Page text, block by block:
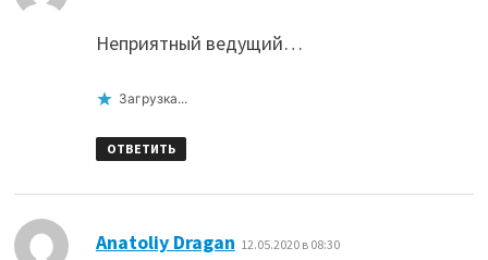
Неприятный ведущий…
Загрузка...
ОТВЕТИТЬ
Anatoliy Dragan 12.05.2020 в 08:30